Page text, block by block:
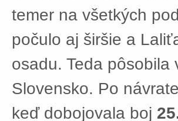
temer na všetkých
počulo aj širšie a
osadu. Teda
Slovensko. Po
keď dobojovala boj